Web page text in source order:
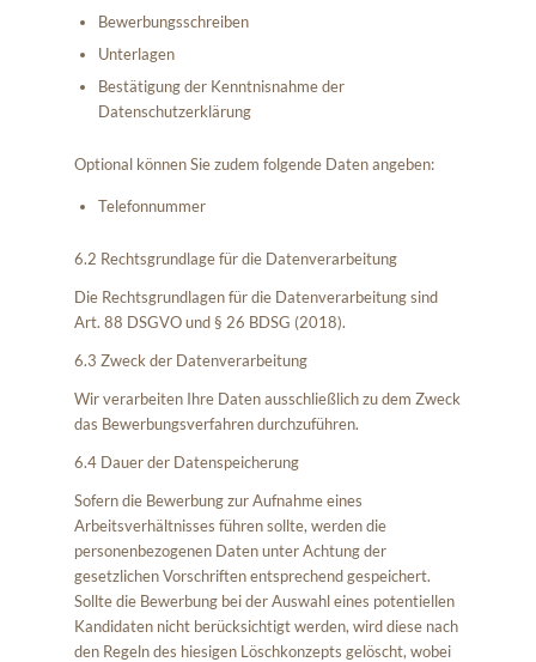
Bewerbungsschreiben
Unterlagen
Bestätigung der Kenntnisnahme der
Datenschutzerklärung
Optional können Sie zudem folgende Daten angeben:
Telefonnummer
6.2 Rechtsgrundlage für die Datenverarbeitung
Die Rechtsgrundlagen für die Datenverarbeitung sind
Art. 88 DSGVO und § 26 BDSG (2018).
6.3 Zweck der Datenverarbeitung
Wir verarbeiten Ihre Daten ausschließlich zu dem Zweck
das Bewerbungsverfahren durchzuführen.
6.4 Dauer der Datenspeicherung
Sofern die Bewerbung zur Aufnahme eines
Arbeitsverhältnisses führen sollte, werden die
personenbezogenen Daten unter Achtung der
gesetzlichen Vorschriften entsprechend gespeichert.
Sollte die Bewerbung bei der Auswahl eines potentiellen
Kandidaten nicht berücksichtigt werden, wird diese nach
den Regeln des hiesigen Löschkonzepts gelöscht, wobei